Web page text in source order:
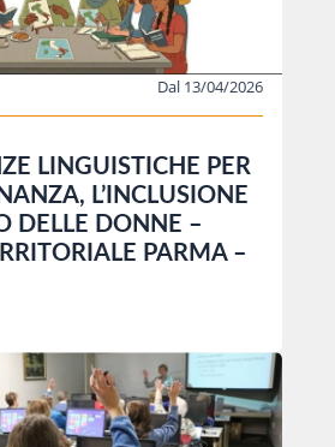
Dal 13/04/2026
LINGUISTICHE PER
L’INCLUSIONE
DELLE DONNE –
PARMA –